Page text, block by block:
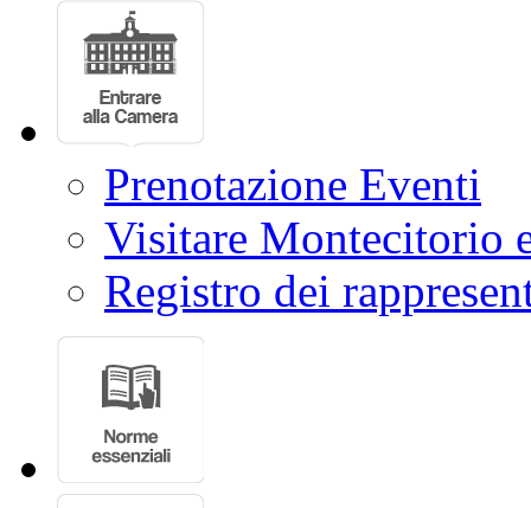
Prenotazione Eventi
Visitare Montecitorio
Registro dei